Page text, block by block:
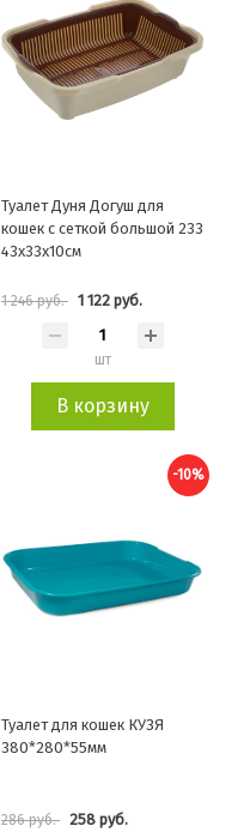
Туалет Дуня Догуш для
кошек с сеткой большой 233
43х33х10см
1 246 руб. 1 122 руб.
шт
В корзину
-10%
Туалет для кошек КУЗЯ
380*280*55мм
286 руб. 258 руб.